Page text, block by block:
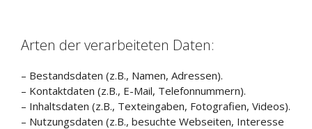
Arten der verarbeiteten Daten:
– Bestandsdaten (z.B., Namen, Adressen).
– Kontaktdaten (z.B., E-Mail, Telefonnummern).
– Inhaltsdaten (z.B., Texteingaben, Fotografien, Videos).
– Nutzungsdaten (z.B., besuchte Webseiten, Interesse